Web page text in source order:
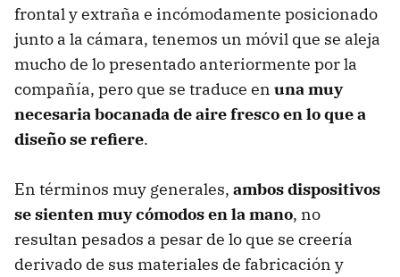
frontal y extraña e incómodamente posicionado
junto a la cámara, tenemos un móvil que se aleja
mucho de lo presentado anteriormente por la
compañía, pero que se traduce en una muy
necesaria bocanada de aire fresco en lo que a
diseño se refiere.
En términos muy generales, ambos dispositivos
se sienten muy cómodos en la mano, no
resultan pesados a pesar de lo que se creería
derivado de sus materiales de fabricación y